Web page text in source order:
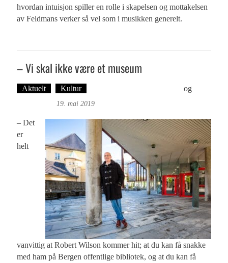
hvordan intuisjon spiller en rolle i skapelsen og mottakelsen
av Feldmans verker så vel som i musikken generelt.
– Vi skal ikke være et museum
Aktuelt Kultur og
19. mai 2019
– Det
er
helt
vanvittig at Robert Wilson kommer hit; at du kan få snakke
med ham på Bergen offentlige bibliotek, og at du kan få